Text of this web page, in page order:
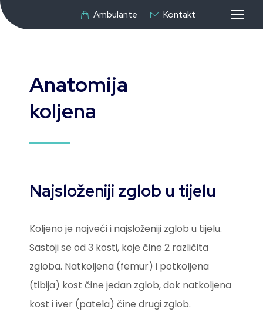
Ambulante Kontakt
Anatomija
koljena
Najsloženiji zglob u tijelu
Koljeno je najveći i najsloženiji zglob u tijelu.
Sastoji se od 3 kosti, koje čine 2 različita
zgloba. Natkoljena (femur) i potkoljena
(tibija) kost čine jedan zglob, dok natkoljena
kost i iver (patela) čine drugi zglob.